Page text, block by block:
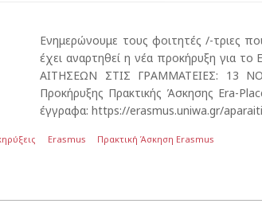
Ενημερώνουμε τους φοιτητές /-τριες
έχει αναρτηθεί η νέα προκήρυξη για
ΑΙΤΗΣΕΩΝ ΣΤΙΣ ΓΡΑΜΜΑΤΕΙΕΣ: 13
Προκήρυξης Πρακτικής Άσκησης Era-
έγγραφα: https://erasmus.uniwa.gr/
Erasmus Πρακτική Άσκηση Erasmus